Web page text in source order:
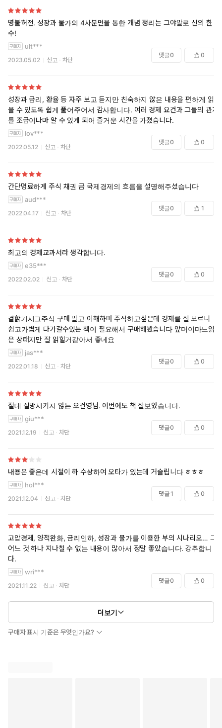
“인플레 공포 너머 다음 스텝을 준비하라! ”
금융천재 오건영의 똑똑한 투자 포트폴리오
불안한 금융시장, 중심을 잡아줄 친절하고 생생한 인사이트
하는 독보적 명강의
★★★★ 경제전문가들이 인정하고 추천하는 금융전문가 1위!
★★★★ 수십만 독자가 열광한 베스트셀러 『부의 대이동』 후속
작
오건영 저자가 불안한 금융시장 속, 흔들리는 투자자들의 다음 스텝
을 지켜주기 위해 돌아왔다. 읽기만 해도 경제 흐름과 지식이 손에
잡히는 독보적인 오건영표 친절한 설명은 기본, 인플레 공포와 맞서
싸우는 것을 도와줄 ‘부의 시나리오’도 준비했다.
박히도록 그래프, 기사를 적재적소에 배치하고, 여기에 일러스트를
삽입해 한층 더 쉽지만 강력하게 업그레이드했다. 코로나19 위기
이후 금리 안정화를 위해 발 벗고 나선 중앙은행과 쏟아지는 경기부
양책, 그로 인한 후폭풍까지 꼬리에 꼬리를 물고 이어지는 저자의
설명을 따라가다 보면 어느 순간 경제를 보는 눈이 뜨이고, 불안한
금융시장과 맞서 싸울 수 있는 단단한 투자 포트폴리오가 손에 잡힐
것이다.
명불허전. 성장과 물가의 4사분면을 통한 개념 정리는 그야말로 신의 한
수!
ult***
2023.05.02 신고 차단
댓글0 0
성장과 금리, 환율 등 자주 보고 듣지만 친숙하지 않은 내용을 편하게 읽
을 수 있도록 쉽게 풀어주어서 감사합니다. 여러 경제 요건과 그들의 관계
를 조금이나마 알 수 있게 되어 즐거운 시간을 가졌습니다.
lov***
2022.05.12 신고 차단
댓글0 0
간단명료하게 주식 채권 금 국제경제의 흐름을 설명해주셨습니다
aud***
2022.04.17 신고 차단
댓글0 1
최고의 경제교과서라 생각합니다.
e35***
2022.02.02 신고 차단
댓글0 0
겉핡기시그주식 구매 말고 이해하며 주식하고싶은데 경제를 잘 모르니
쉽고가볍게 다가갈수있는 책이 필요해서 구매해봤습니다 앞머이마느읽
은 상태지만 잘 읽힐거같아서 좋네요
jas***
2022.01.18 신고 차단
댓글0 0
절대 실망시키지 않는 오건영님. 이번에도 책 잘보았습니다.
giu***
2021.12.19 신고 차단
댓글0 0
내용은 좋은데 시절이 하 수상하여 오타가 있는데 거슬립니다 ㅎㅎㅎ
hol***
2021.12.04 신고 차단
댓글 1 0
고압경제, 양적완화, 금리인하, 성장과 물가를 이용한 부의 시나리오… 그
어느 것 하나 지나칠 수 없는 내용이 많아서 정말 좋았습니다. 강추합니
다.
wri***
2021.11.22 신고 차단
댓글0 0
더보기
구매자 표시 기준은 무엇인가요?